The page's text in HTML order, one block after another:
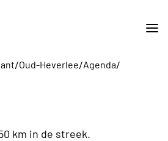
/Oud-Heverlee/Agenda/
km in de streek.